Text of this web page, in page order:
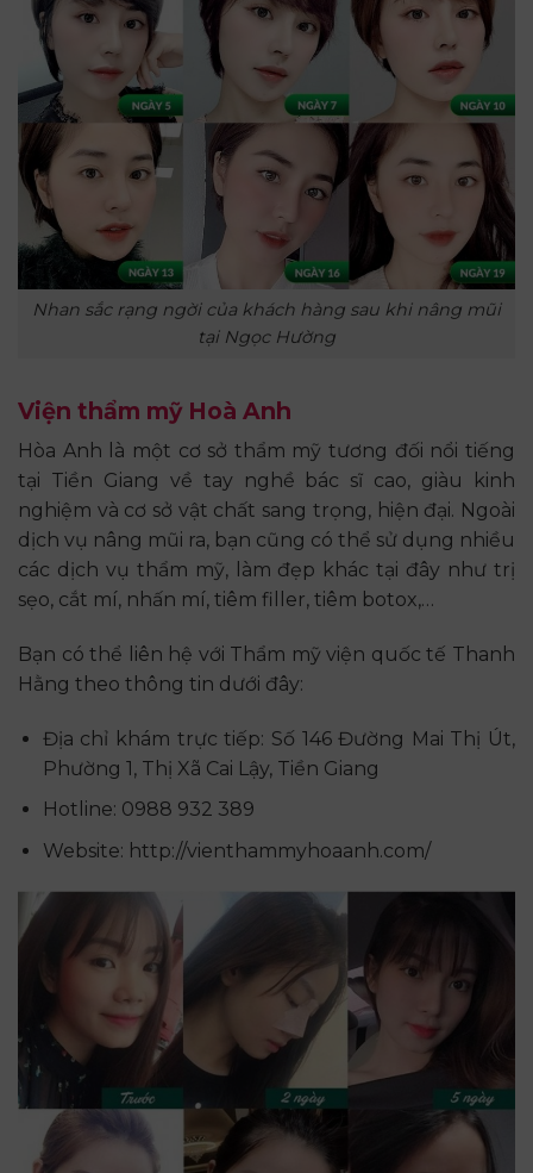
Nhan sắc rạng ngời của khách hàng sau khi nâng mũi
tại Ngọc Hường
Viện thẩm mỹ Hoà Anh
Hòa Anh là một cơ sở thẩm mỹ tương đối nổi tiếng
tại Tiền Giang về tay nghề bác sĩ cao, giàu kinh
nghiệm và cơ sở vật chất sang trọng, hiện đại. Ngoài
dịch vụ nâng mũi ra, bạn cũng có thể sử dụng nhiều
các dịch vụ thẩm mỹ, làm đẹp khác tại đây như trị
sẹo, cắt mí, nhấn mí, tiêm filler, tiêm botox,…
Bạn có thể liên hệ với Thẩm mỹ viện quốc tế Thanh
Hằng theo thông tin dưới đây:
Địa chỉ khám trực tiếp: Số 146 Đường Mai Thị Út,
Phường 1, Thị Xã Cai Lậy, Tiền Giang
Hotline: 0988 932 389
Website: http://vienthammyhoaanh.com/